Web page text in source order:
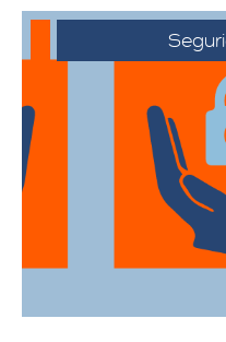
Nos
pertenencias
desde el